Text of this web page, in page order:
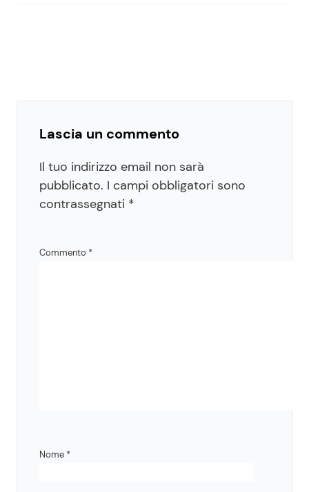
Lascia un commento
Il tuo indirizzo email non sarà
pubblicato. I campi obbligatori sono
contrassegnati *
Commento *
Nome *